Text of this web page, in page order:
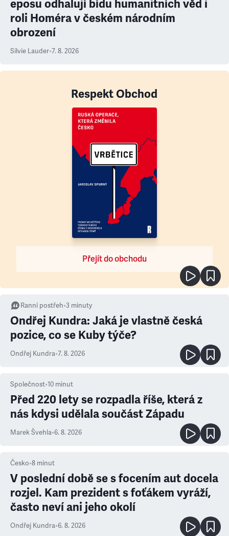
eposu odhalují bídu humanitních věd i
roli Homéra v českém národním
obrození
Silvie Lauder•7. 8. 2026
Respekt Obchod
Přejít do obchodu
Ranní postřeh•3 minuty
Ondřej Kundra: Jaká je vlastně česká
pozice, co se Kuby týče?
Ondřej Kundra•7. 8. 2026
Společnost•10 minut
Před 220 lety se rozpadla říše, která z
nás kdysi udělala součást Západu
Marek Švehla•6. 8. 2026
Česko•8 minut
V poslední době se s focením aut docela
rozjel. Kam prezident s foťákem vyráží,
často neví ani jeho okolí
Ondřej Kundra•6. 8. 2026